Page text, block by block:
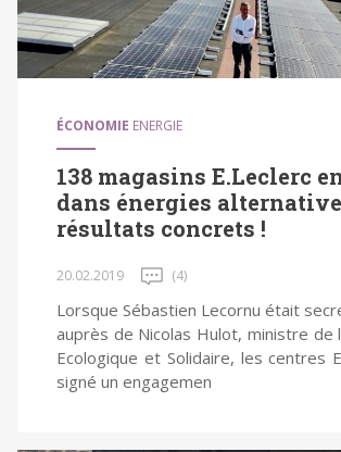
ÉCONOMIE ENERGIE
138 magasins E.Leclerc
dans énergies
résultats concrets !
20.02.2019 (4)
Lorsque Sébastien Lecornu était
auprès de Nicolas Hulot, ministre de
Ecologique et Solidaire, les centres
signé un engagemen